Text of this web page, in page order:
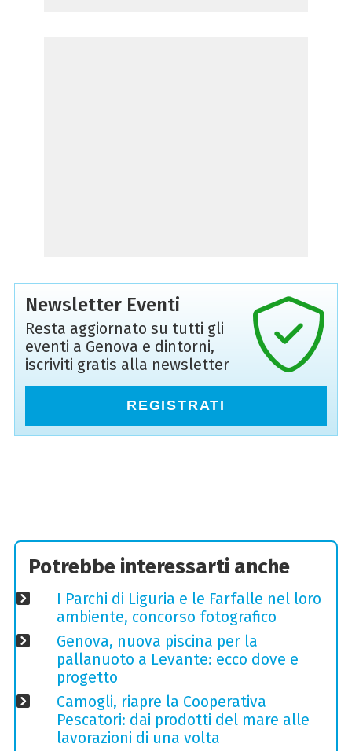
Newsletter Eventi
Resta aggiornato su tutti gli
eventi a Genova e dintorni,
iscriviti gratis alla newsletter
REGISTRATI
Potrebbe interessarti anche
I Parchi di Liguria e le Farfalle nel loro
ambiente, concorso fotografico
Genova, nuova piscina per la
pallanuoto a Levante: ecco dove e
progetto
Camogli, riapre la Cooperativa
Pescatori: dai prodotti del mare alle
lavorazioni di una volta